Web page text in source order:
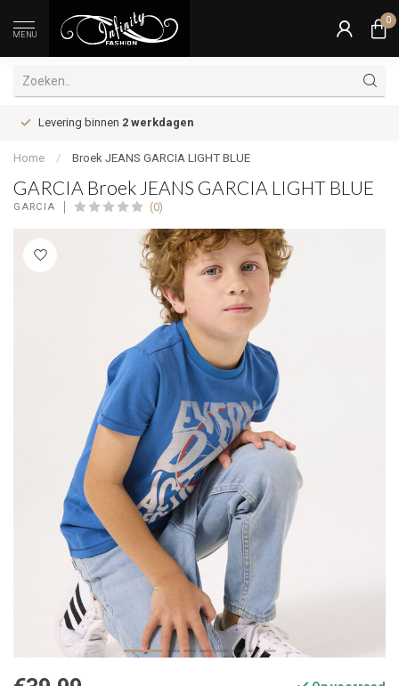
MENU
0
Levering binnen 2 werkdagen
Home / Broek JEANS GARCIA LIGHT BLUE
GARCIA Broek JEANS GARCIA LIGHT BLUE
GARCIA (0)